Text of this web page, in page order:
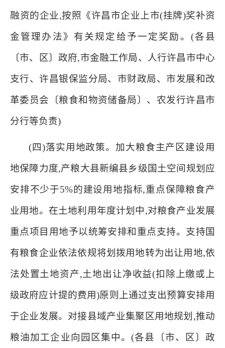
融资的企业,按照《许昌市企业上市(挂牌)奖补资
金管理办法》有关规定给予一定奖励。(各县
〔市、区〕政府,市金融工作局、人行许昌市中心
支行、许昌银保监分局、市财政局、市发展和改
革委员会〔粮食和物资储备局〕、农发行许昌市
分行等负责)
(四)落实用地政策。加大粮食主产区建设用
地保障力度,产粮大县新编县乡级国土空间规划应
安排不少于5%的建设用地指标,重点保障粮食产
业用地。在土地利用年度计划中,对粮食产业发展
重点项目用地予以统筹安排和重点支持。支持国
有粮食企业依法依规将划拨用地转为出让用地,依
法处置土地资产,土地出让净收益(扣除上缴或上
级政府应计提的费用)原则上通过支出预算安排用
于企业发展。对接县域产业集聚区用地规划,推动
粮油加工企业向园区集中。(各县〔市、区〕政